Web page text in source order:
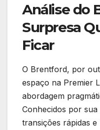
Análise do
Surpresa
Ficar
O Brentford, por
espaço na Premier
abordagem
Conhecidos por
transições rápidas